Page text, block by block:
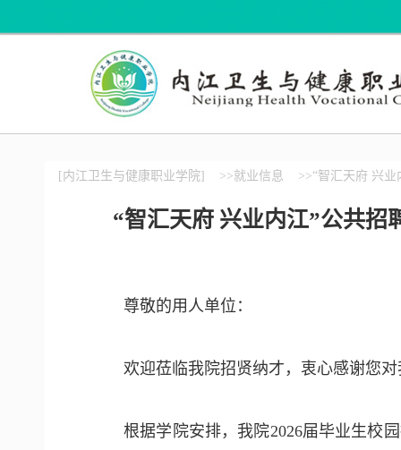
[内江卫生与健康职业学院] >>就业信息 >>“智汇天府 兴
“智汇天府 兴业内江”公共招
尊敬的用人单位：
欢迎莅临我院招贤纳才，衷心感谢您
根据学院安排，我院2026届毕业生校